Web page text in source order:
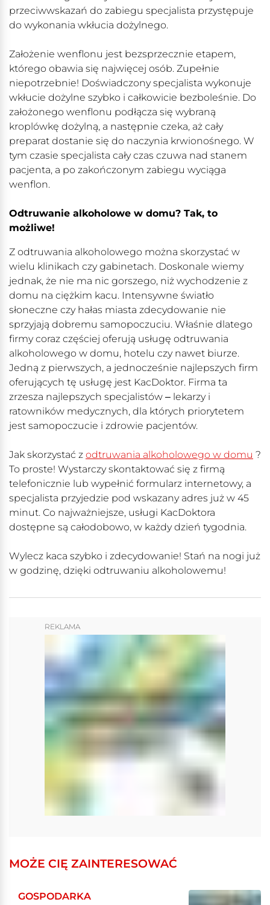
przeciwwskazań do zabiegu specjalista przystępuje
do wykonania wkłucia dożylnego.
Założenie wenflonu jest bezsprzecznie etapem,
którego obawia się najwięcej osób. Zupełnie
niepotrzebnie! Doświadczony specjalista wykonuje
wkłucie dożylne szybko i całkowicie bezboleśnie. Do
założonego wenflonu podłącza się wybraną
kroplówkę dożylną, a następnie czeka, aż cały
preparat dostanie się do naczynia krwionośnego. W
tym czasie specjalista cały czas czuwa nad stanem
pacjenta, a po zakończonym zabiegu wyciąga
wenflon.
Odtruwanie alkoholowe w domu? Tak, to
możliwe!
Z odtruwania alkoholowego można skorzystać w
wielu klinikach czy gabinetach. Doskonale wiemy
jednak, że nie ma nic gorszego, niż wychodzenie z
domu na ciężkim kacu. Intensywne światło
słoneczne czy hałas miasta zdecydowanie nie
sprzyjają dobremu samopoczuciu. Właśnie dlatego
firmy coraz częściej oferują usługę odtruwania
alkoholowego w domu, hotelu czy nawet biurze.
Jedną z pierwszych, a jednocześnie najlepszych firm
oferujących tę usługę jest KacDoktor. Firma ta
zrzesza najlepszych specjalistów ‒ lekarzy i
ratowników medycznych, dla których priorytetem
jest samopoczucie i zdrowie pacjentów.
Jak skorzystać z odtruwania alkoholowego w domu ?
To proste! Wystarczy skontaktować się z firmą
telefonicznie lub wypełnić formularz internetowy, a
specjalista przyjedzie pod wskazany adres już w 45
minut. Co najważniejsze, usługi KacDoktora
dostępne są całodobowo, w każdy dzień tygodnia.
Wylecz kaca szybko i zdecydowanie! Stań na nogi już
w godzinę, dzięki odtruwaniu alkoholowemu!
REKLAMA
MOŻE CIĘ ZAINTERESOWAĆ
GOSPODARKA